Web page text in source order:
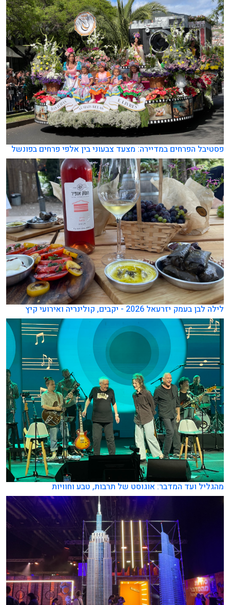
פסטיבל הפרחים במדיירה: מצעד צבעוני בין אלפי פרחים בפונשל
לילה לבן בעמק יזרעאל 2026 - יקבים, קולינריה ואירועי קיץ
מהגליל ועד המדבר: אוגוסט של תרבות, טבע וחוויות